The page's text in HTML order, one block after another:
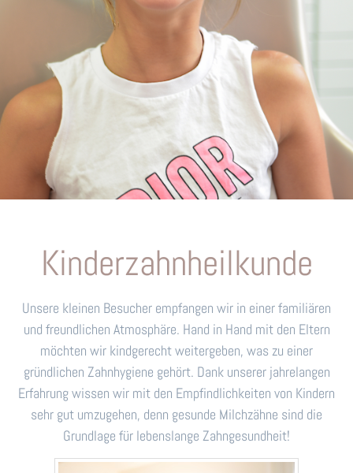
Kinderzahnheilkunde
Unsere kleinen Besucher empfangen wir in einer familiären
und freundlichen Atmosphäre. Hand in Hand mit den Eltern
möchten wir kindgerecht weitergeben, was zu einer
gründlichen Zahnhygiene gehört. Dank unserer jahrelangen
Erfahrung wissen wir mit den Empfindlichkeiten von Kindern
sehr gut umzugehen, denn gesunde Milchzähne sind die
Grundlage für lebenslange Zahngesundheit!